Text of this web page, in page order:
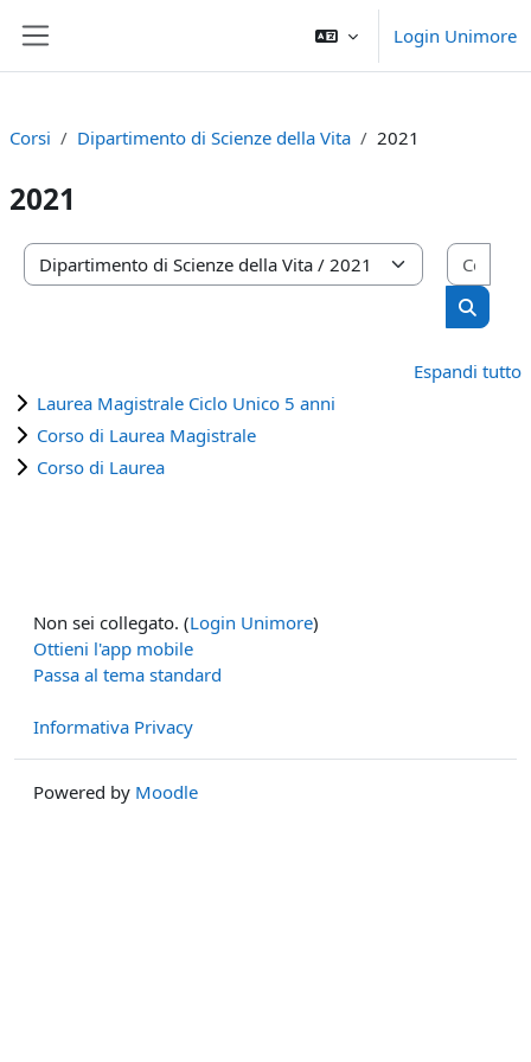
Login Unimore
Corsi Dipartimento di Scienze della Vita 2021
2021
Categorie di corso
Cerca
Espandi tutto
Laurea Magistrale Ciclo Unico 5 anni
Corso di Laurea Magistrale
Corso di Laurea
Non sei collegato. (Login Unimore)
Ottieni l'app mobile
Passa al tema standard
Informativa Privacy
Powered by Moodle